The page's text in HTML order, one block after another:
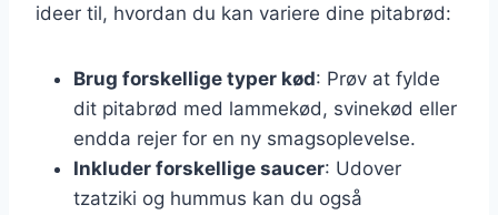
ideer til, hvordan du kan variere dine pitabrød:
Brug forskellige typer kød: Prøv at fylde
dit pitabrød med lammekød, svinekød eller
endda rejer for en ny smagsoplevelse.
Inkluder forskellige saucer: Udover
tzatziki og hummus kan du også